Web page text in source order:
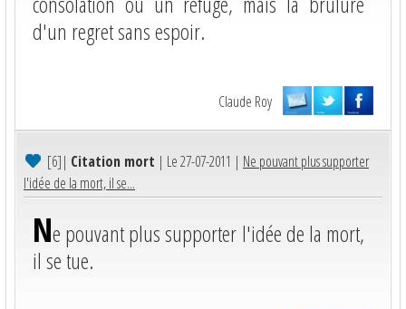
d'un regret sans espoir.
Claude Roy
[6]| Citation mort | Le 27-07-2011 | Ne pouvant plus supporter
l'idée de la mort, il se...
Ne pouvant plus supporter l'idée de la mort,
il se tue.